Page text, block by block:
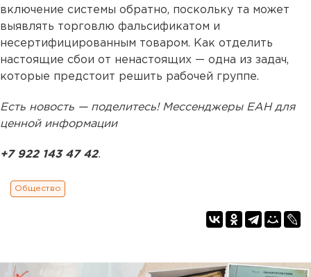
включение системы обратно, поскольку та может
выявлять торговлю фальсификатом и
несертифицированным товаром. Как отделить
настоящие сбои от ненастоящих — одна из задач,
которые предстоит решить рабочей группе.
Есть новость — поделитесь! Мессенджеры ЕАН для
ценной информации
+7 922 143 47 42.
Общество